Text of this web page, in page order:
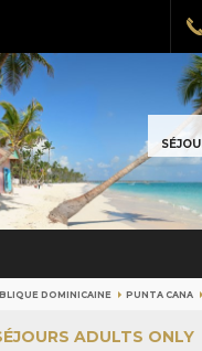
DOMINICAINE PUNTA CANA
ADULTS ONLY